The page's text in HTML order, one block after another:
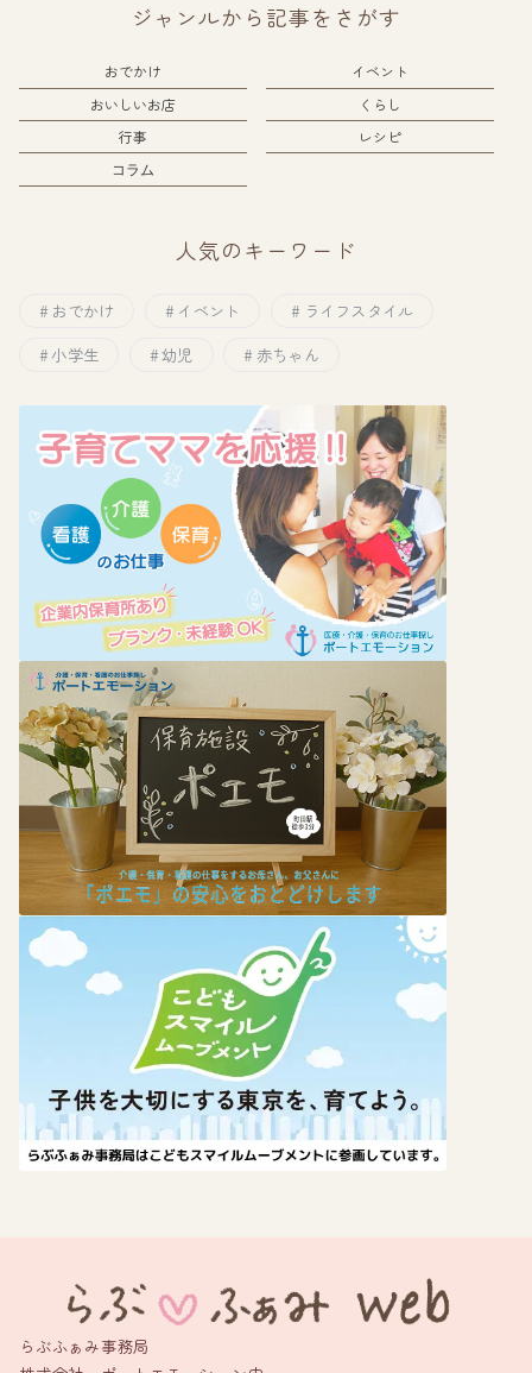
ジャンルから記事をさがす
おでかけ
イベント
おいしいお店
くらし
行事
レシピ
コラム
人気のキーワード
おでかけ イベント
ライフスタイル
小学生
幼児 赤ちゃん
らぶふぁみ事務局